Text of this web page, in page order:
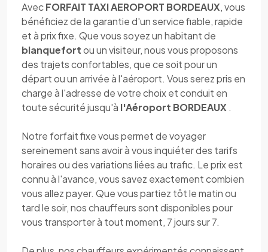
AvecFORFAIT TAXI AEROPORT BORDEAUX, vous
bénéficiez de la garantie d'un service fiable, rapide
et à prix fixe. Que vous soyez un habitant de
blanquefortou un visiteur, nous vous proposons
des trajets confortables, que ce soit pour un
départ ou un arrivée à l'aéroport. Vous serez pris en
charge à l'adresse de votre choix et conduit en
toute sécurité jusqu'à l'Aéroport BORDEAUX .
Notre forfait fixe vous permet de voyager
sereinement sans avoir à vous inquiéter des tarifs
horaires ou des variations liées au trafic. Le prix est
connu à l'avance, vous savez exactement combien
vous allez payer. Que vous partiez tôt le matin ou
tard le soir, nos chauffeurs sont disponibles pour
vous transporter à tout moment, 7 jours sur 7.